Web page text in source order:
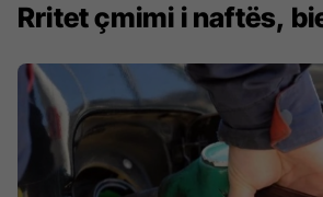
Rritet çmimi i naftës,